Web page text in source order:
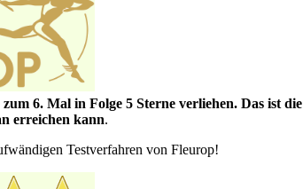
6. Mal in Folge 5 Sterne verliehen. Das ist die
erreichen kann.
Testverfahren von Fleurop!